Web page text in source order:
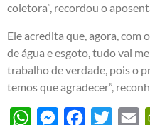
coletora”, recordou o
Ele acredita que, agora, com
de água e esgoto, tudo vai
trabalho de verdade, pois o
temos que agradecer”,
WhatsAppMessengerFacebook
Twitter